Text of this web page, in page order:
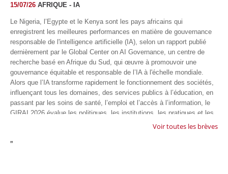
15/07/26 AFRIQUE - IA
Le Nigeria, l’Egypte et le Kenya sont les pays africains qui
enregistrent les meilleures performances en matière de gouvernance
responsable de l'intelligence artificielle (IA), selon un rapport publié
dernièrement par le Global Center on AI Governance, un centre de
recherche basé en Afrique du Sud, qui œuvre à promouvoir une
gouvernance équitable et responsable de l’IA à l'échelle mondiale.
Alors que l’IA transforme rapidement le fonctionnement des sociétés,
influençant tous les domaines, des services publics à l’éducation, en
passant par les soins de santé, l’emploi et l’accès à l’information, le
GIRAI 2026 évalue les politiques, les institutions, les pratiques et les
conditions générales de gouvernance qui favorisent un déploiement
technologie.
Voir toutes les brèves
"